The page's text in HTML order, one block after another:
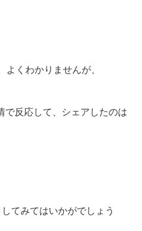
よくわかりませんが、
で反応して、シェアしたのは
てみてはいかがでしょう